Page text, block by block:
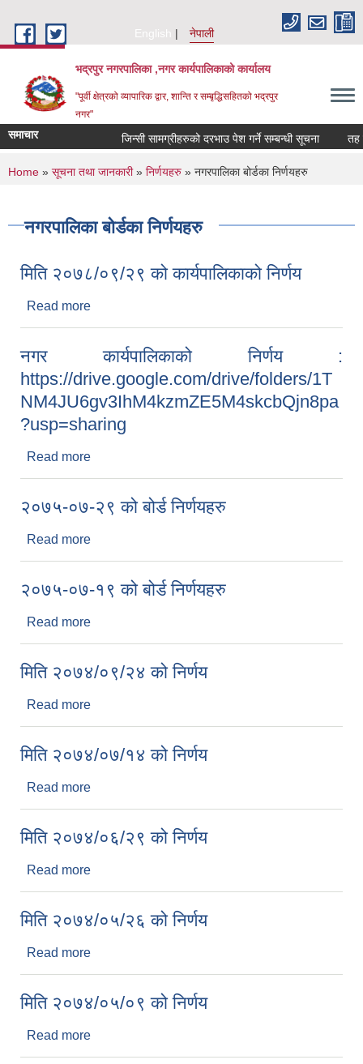
English
नेपाली
भद्रपुर नगरपालिका ,नगर कार्यपालिकाको कार्यालय
"पूर्वी क्षेत्रको व्यापारिक द्वार, शान्ति र सम्बृद्धिसहितको भद्रपुर
नगर"
समाचार जिन्सी सामग्रीहरुको दरभाउ पेश गर्ने सम्बन्धी सूचना तह
You are here
Home » सूचना तथा जानकारी» निर्णयहरु » नगरपालिका बोर्डका निर्णयहरु
नगरपालिका बोर्डका निर्णयहरु
मिति २०७८/०९/२९ को कार्यपालिकाको निर्णय
Read more
नगर कार्यपालिकाको निर्णय :
https://drive.google.com/drive/folders/1T
NM4JU6gv3IhM4kzmZE5M4skcbQjn8pa
?usp=sharing
Read more
२०७५-०७-२९ को बोर्ड निर्णयहरु
Read more
२०७५-०७-१९ को बोर्ड निर्णयहरु
Read more
मिति २०७४/०९/२४ को निर्णय
Read more
मिति २०७४/०७/१४ को निर्णय
Read more
मिति २०७४/०६/२९ को निर्णय
Read more
मिति २०७४/०५/२६ को निर्णय
Read more
मिति २०७४/०५/०९ को निर्णय
Read more